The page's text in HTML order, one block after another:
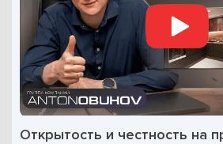
Открытость и честность на